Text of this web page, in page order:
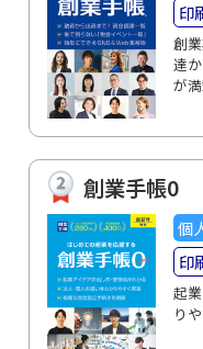
印
創
達
が
創業手帳0
個
印
起
り